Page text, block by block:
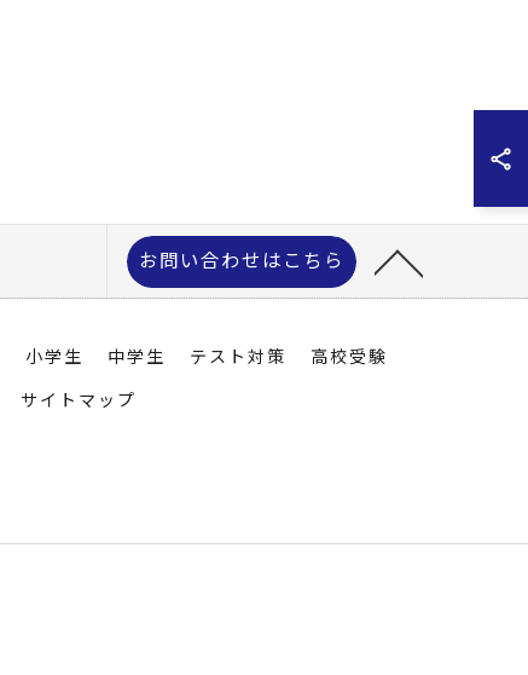
お問い合わせはこちら
小学生 中学生 テスト対策 高校受験
サイトマップ